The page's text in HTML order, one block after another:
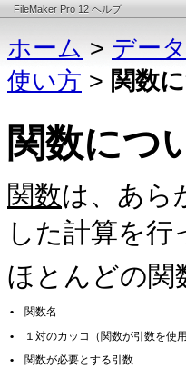
FileMaker Pro 12 ヘルプ
ホーム > デー
使い方 > 関数
関数につ
関数は、あら
した計算を
ほとんどの関
•
関数名
•
１対のカッコ（関数が引数を使
•
関数が必要とする引数